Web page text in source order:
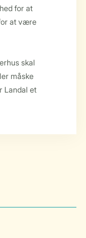
for at
at være
skal
måske
Landal et